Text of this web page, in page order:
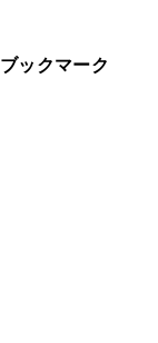
ブックマーク